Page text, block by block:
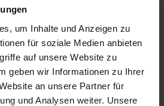
um Inhalte und Anzeigen zu
für soziale Medien anbieten
auf unsere Website zu
geben wir Informationen zu Ihrer
an unsere Partner für
und Analysen weiter. Unsere
So einfach
ihn.
dass Sie MeineVLH nutzen